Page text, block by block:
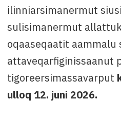
ilinniarsimanermut
sulisimanermut
oqaaseqaatit
attaveqarfiginissaanut
tigoreersimassavarput
ulloq 12. juni 2026.